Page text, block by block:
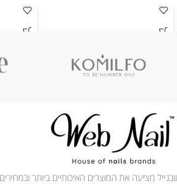
וובנייל מציעה את המוצרים האיכותיים ביותר